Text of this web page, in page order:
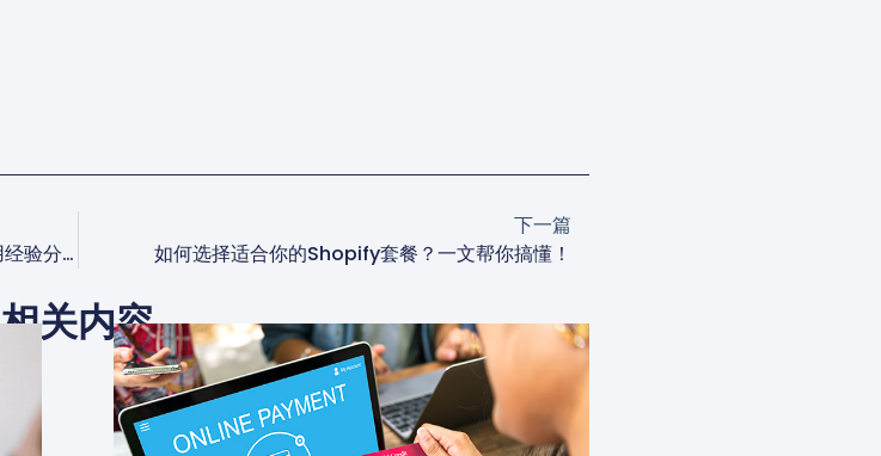
如何高效搭建特殊品类网站并快速获取客户：实用经验分享
下一篇
如何选择适合你的Shopify套餐？一文帮你搞懂！
相关内容